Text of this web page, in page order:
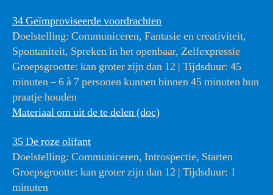
34 Geïmproviseerde voordrachten
Doelstelling: Communiceren, Fantasie en creativiteit,
Spontaniteit, Spreken in het openbaar, Zelfexpressie
Groepsgrootte: kan groter zijn dan 12 | Tijdsduur: 45
minuten – 6 à 7 personen kunnen binnen 45 minuten hun
praatje houden
Materiaal om uit de te delen (doc)
35 De roze olifant
Doelstelling: Communiceren, Introspectie, Starten
Groepsgrootte: kan groter zijn dan 12 | Tijdsduur: 1
minuten